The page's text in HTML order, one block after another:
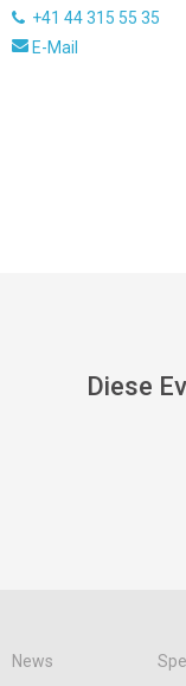
+41 44 315 55 35
E-Mail
Diese
News